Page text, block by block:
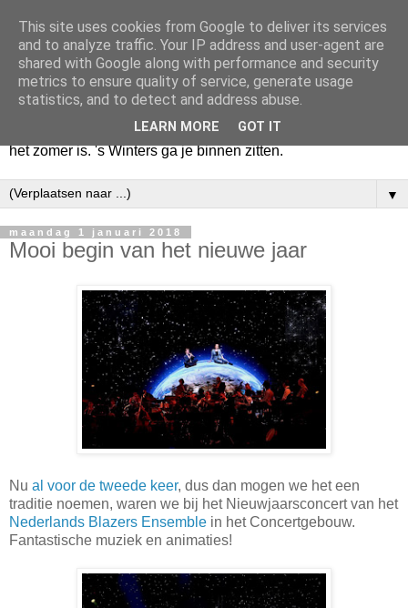
Huize Zeezicht
Als het lente is, lees ik een krant op een terras en drink een
latte uit een glas. Of om het even een boek met een
cappuccino of een dubbele espresso. Maar dat kan ook als
het zomer is. 's Winters ga je binnen zitten.
▼
maandag 1 januari 2018
Mooi begin van het nieuwe jaar
Nu al voor de tweede keer, dus dan mogen we het een
traditie noemen, waren we bij het Nieuwjaarsconcert van het
Nederlands Blazers Ensemble in het Concertgebouw.
Fantastische muziek en animaties!
This site uses cookies from Google to deliver its services
and to analyze traffic. Your IP address and user-agent are
shared with Google along with performance and security
metrics to ensure quality of service, generate usage
statistics, and to detect and address abuse.
LEARN MORE GOT IT